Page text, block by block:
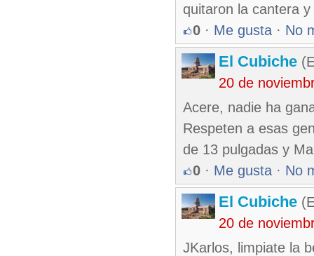
quitaron la cantera
0 · Me gusta · No
El Cubiche
20 de
Acere, nadie ha
Respeten a esas
de 13 pulgadas y
0 · Me gusta · No
El Cubiche
20 de
JKarlos, limpiate la